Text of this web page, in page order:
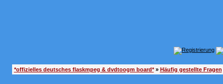
*offizielles deutsches flaskmpeg & dvdtoogm board*» Häufig gestellte Fragen